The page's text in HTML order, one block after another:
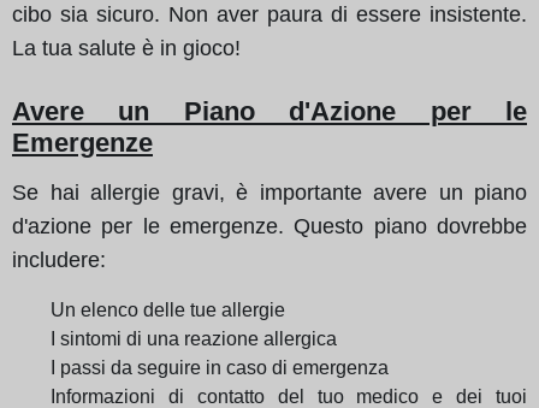
cibo sia sicuro. Non aver paura di essere insistente.
La tua salute è in gioco!
Avere un Piano d'Azione per le
Emergenze
Se hai allergie gravi, è importante avere un piano
d'azione per le emergenze. Questo piano dovrebbe
includere:
Un elenco delle tue allergie
I sintomi di una reazione allergica
I passi da seguire in caso di emergenza
Informazioni di contatto del tuo medico e dei tuoi